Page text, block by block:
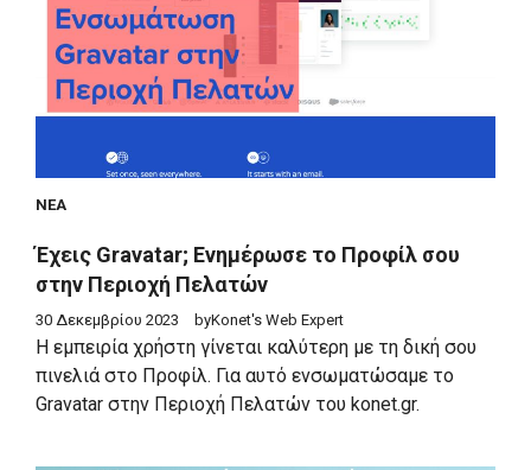
ΝΈΑ
Έχεις Gravatar; Ενημέρωσε το Προφίλ σου
στην Περιοχή Πελατών
30 Δεκεμβρίου 2023 byKonet's Web Expert
Η εμπειρία χρήστη γίνεται καλύτερη με τη δική σου
πινελιά στο Προφίλ. Για αυτό ενσωματώσαμε το
Gravatar στην Περιοχή Πελατών του konet.gr.